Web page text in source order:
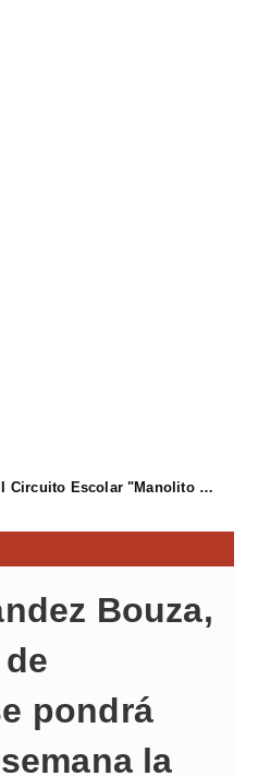
El II Circuito Escolar "Manolito el Pegu" volvió a reunir a las jóvenes promesas del ciclismo asturiano en El Carbayu
Bouza,
pondrá
la